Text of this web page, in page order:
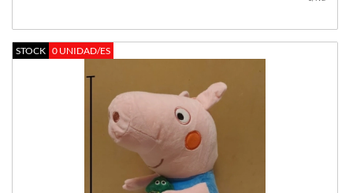
STOCK 0 UNIDAD/ES